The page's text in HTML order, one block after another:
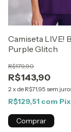
Camiseta LIVE!
Purple Glitch
R$143,90
R$179,90
2 x de R$71,95 sem
R$129,51 com Pix
Comprar